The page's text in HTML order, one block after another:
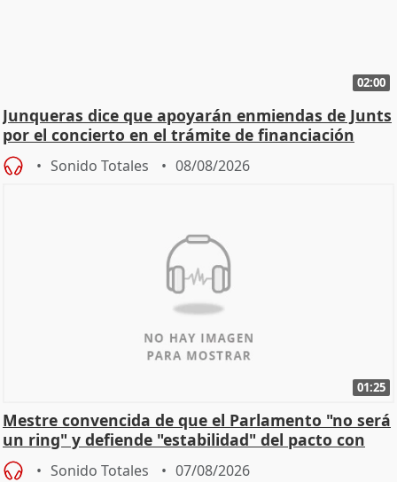
02:00
Junqueras dice que apoyarán enmiendas de Junts
por el concierto en el trámite de financiación
Sonido Totales 08/08/2026
01:25
Mestre convencida de que el Parlamento "no será
un ring" y defiende "estabilidad" del pacto con
Vox
Sonido Totales 07/08/2026